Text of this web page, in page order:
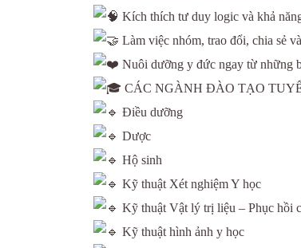
Kích thích tư duy logic và khả
Làm việc nhóm, trao đổi, chia sẻ
Nuôi dưỡng y đức ngay từ những
CÁC NGÀNH ĐÀO TẠO
Điều dưỡng
Dược
Hộ sinh
Kỹ thuật Xét nghiệm Y học
Kỹ thuật Vật lý trị liệu – Phục hồi
Kỹ thuật hình ảnh y học